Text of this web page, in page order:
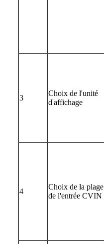
3
Choix de l'unité
d'affichage
4
Choix de la plage
de l'entrée CVIN